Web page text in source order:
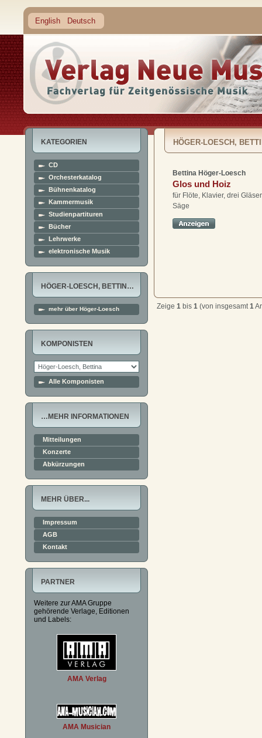
English Deutsch
KATEGORIEN
CD
Orchesterkatalog
Bühnenkatalog
Kammermusik
Studienpartituren
Bücher
Lehrwerke
elektronische Musik
HÖGER-LOESCH, BETTIN…
mehr über Höger-Loesch
KOMPONISTEN
Alle Komponisten
…MEHR INFORMATIONEN
Mitteilungen
Konzerte
Abkürzungen
MEHR ÜBER...
Impressum
AGB
Kontakt
PARTNER
Weitere zur AMA Gruppe
gehörende Verlage, Editionen
und Labels:
AMA Verlag
AMA Musician
HÖGER-LOESCH,
Bettina Höger-Loesch
Glos und Hoiz
für Flöte, Klavier, drei
Säge
Zeige 1 bis 1 (von insgesamt1